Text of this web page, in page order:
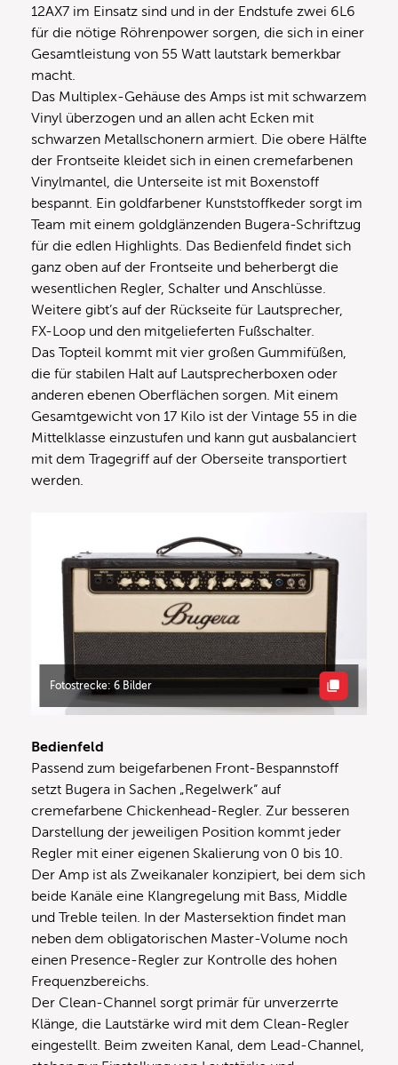
12AX7 im Einsatz sind und in der Endstufe zwei 6L6
für die nötige Röhrenpower sorgen, die sich in einer
Gesamtleistung von 55 Watt lautstark bemerkbar
macht.
Das Multiplex-Gehäuse des Amps ist mit schwarzem
Vinyl überzogen und an allen acht Ecken mit
schwarzen Metallschonern armiert. Die obere Hälfte
der Frontseite kleidet sich in einen cremefarbenen
Vinylmantel, die Unterseite ist mit Boxenstoff
bespannt. Ein goldfarbener Kunststoffkeder sorgt im
Team mit einem goldglänzenden Bugera-Schriftzug
für die edlen Highlights. Das Bedienfeld findet sich
ganz oben auf der Frontseite und beherbergt die
wesentlichen Regler, Schalter und Anschlüsse.
Weitere gibt’s auf der Rückseite für Lautsprecher,
FX-Loop und den mitgelieferten Fußschalter.
Das Topteil kommt mit vier großen Gummifüßen,
die für stabilen Halt auf Lautsprecherboxen oder
anderen ebenen Oberflächen sorgen. Mit einem
Gesamtgewicht von 17 Kilo ist der Vintage 55 in die
Mittelklasse einzustufen und kann gut ausbalanciert
mit dem Tragegriff auf der Oberseite transportiert
werden.
Fotostrecke: 6 Bilder
Bedienfeld
Passend zum beigefarbenen Front-Bespannstoff
setzt Bugera in Sachen „Regelwerk“ auf
cremefarbene Chickenhead-Regler. Zur besseren
Darstellung der jeweiligen Position kommt jeder
Regler mit einer eigenen Skalierung von 0 bis 10.
Der Amp ist als Zweikanaler konzipiert, bei dem sich
beide Kanäle eine Klangregelung mit Bass, Middle
und Treble teilen. In der Mastersektion findet man
neben dem obligatorischen Master-Volume noch
einen Presence-Regler zur Kontrolle des hohen
Frequenzbereichs.
Der Clean-Channel sorgt primär für unverzerrte
Klänge, die Lautstärke wird mit dem Clean-Regler
eingestellt. Beim zweiten Kanal, dem Lead-Channel,